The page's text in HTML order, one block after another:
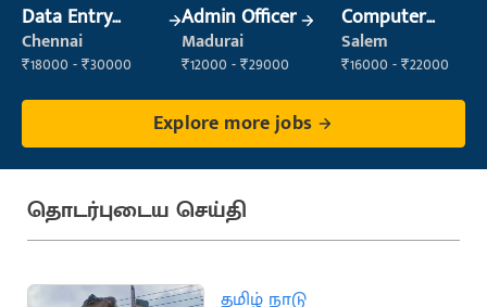
Data Entry
Operator
Chennai
₹18000 - ₹30000
Admin Officer
Madurai
₹12000 - ₹29000
Computer
Operator
Salem
₹16000 - ₹22000
Explore more jobs
தொடர்புடைய செய்தி
தமிழ் நாடு